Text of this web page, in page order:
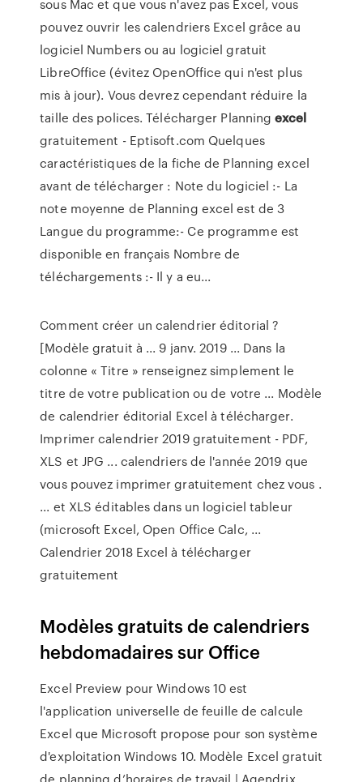
sous Mac et que vous n'avez pas Excel, vous
pouvez ouvrir les calendriers Excel grâce au
logiciel Numbers ou au logiciel gratuit
LibreOffice (évitez OpenOffice qui n'est plus
mis à jour). Vous devrez cependant réduire la
taille des polices. Télécharger Planningexcel
gratuitement - Eptisoft.com Quelques
caractéristiques de la fiche de Planning excel
avant de télécharger : Note du logiciel :- La
note moyenne de Planning excel est de 3
Langue du programme:- Ce programme est
disponible en français Nombre de
téléchargements :- Il y a eu...
Comment créer un calendrier éditorial ?
[Modèle gratuit à ... 9 janv. 2019 ... Dans la
colonne « Titre » renseignez simplement le
titre de votre publication ou de votre ... Modèle
de calendrier éditorial Excel à télécharger.
Imprimer calendrier 2019 gratuitement - PDF,
XLS et JPG ... calendriers de l'année 2019 que
vous pouvez imprimer gratuitement chez vous .
... et XLS éditables dans un logiciel tableur
(microsoft Excel, Open Office Calc, ...
Calendrier 2018 Excel à télécharger
gratuitement
Modèles gratuits de calendriers
hebdomadaires sur Office
Excel Preview pour Windows 10 est
l'application universelle de feuille de calcule
Excel que Microsoft propose pour son système
d'exploitation Windows 10. Modèle Excel gratuit
de planning d’horaires de travail | Agendrix